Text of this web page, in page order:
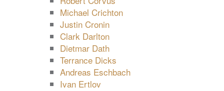
Michael Crichton
Justin Cronin
Clark Darlton
Dietmar Dath
Terrance Dicks
Andreas Eschbach
Ivan Ertlov